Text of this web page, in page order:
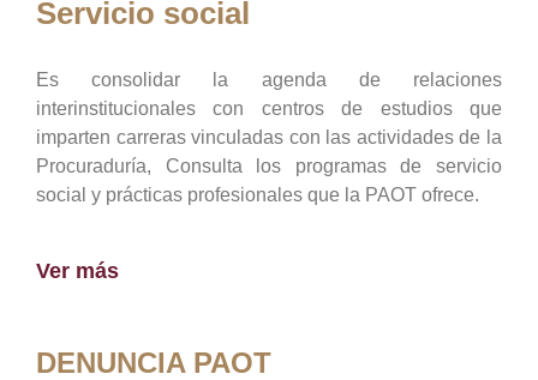
Servicio social
Es consolidar la agenda de relaciones
interinstitucionales con centros de estudios que
imparten carreras vinculadas con las actividades de la
Procuraduría, Consulta los programas de servicio
social y prácticas profesionales que la PAOT ofrece.
Ver más
DENUNCIA PAOT